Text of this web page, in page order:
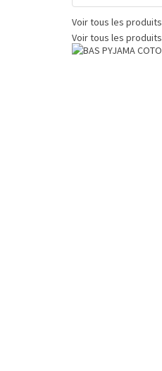
Voir tous les produits
Voir tous les produits